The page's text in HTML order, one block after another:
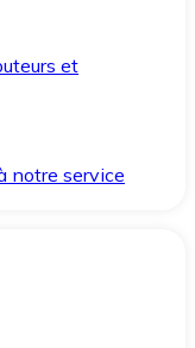
et
notre service